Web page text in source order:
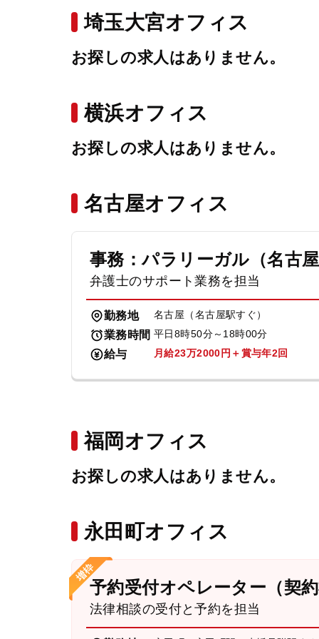
埼玉大宮オフィス
お探しの求人はありません。
横浜オフィス
お探しの求人はありません。
名古屋オフィス
事務：パラリーガル（名古
弁護士のサポート業務を担当
勤務地 名古屋（名古屋駅すぐ）
業務時間 平日8時50分～18時00分
給与 月給23万2000円＋賞与年2回
福岡オフィス
お探しの求人はありません。
永田町オフィス
予約受付オペレーター（契
法律相談の受付と予約を担当